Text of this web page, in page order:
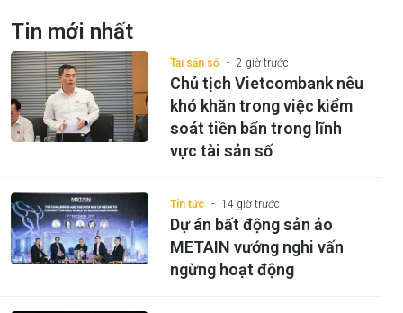
Tin mới nhất
Tài sản số 2 giờ trước
Chủ tịch Vietcombank nêu
khó khăn trong việc kiểm
soát tiền bẩn trong lĩnh
vực tài sản số
Tin tức 14 giờ trước
Dự án bất động sản ảo
METAIN vướng nghi vấn
ngừng hoạt động